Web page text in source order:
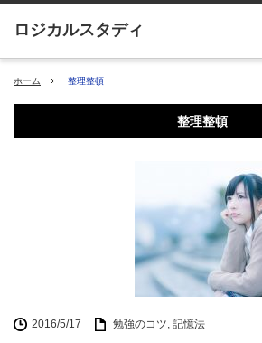
ホーム 整理整頓
整理整頓
2016/5/17 勉強のコツ, 記憶法